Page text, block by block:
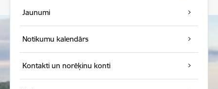
Jaunumi
Notikumu kalendārs
Kontakti un norēķinu konti